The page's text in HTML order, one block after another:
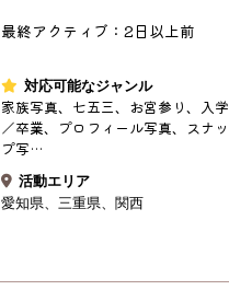
最終アクティブ：2日以上前
対応可能なジャンル
家族写真、七五三、お宮参り、入学
／卒業、プロフィール写真、スナッ
プ写…
活動エリア
愛知県
三重県 関西